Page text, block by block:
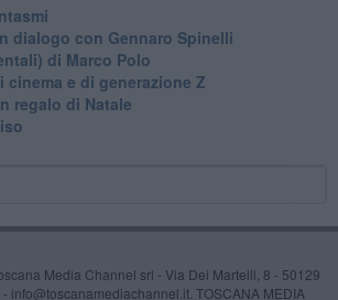
dialogo con Gennaro Spinelli
di Marco Polo
e di generazione Z
regalo di Natale
Media Channel srl - Via Dei Martelli, 8 - 50129
- info@toscanamediachannel.it. TOSCANA MEDIA